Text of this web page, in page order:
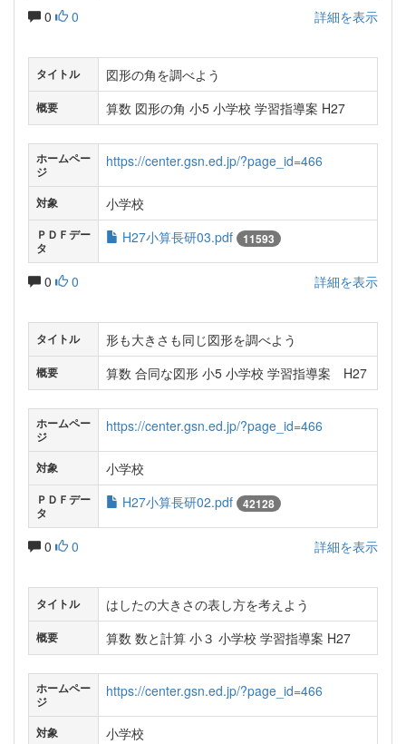
0 0 詳細を表示
タイトル 図形の角を調べよう
概要 算数 図形の角 小5 小学校 学習指導案 H27
ホームペー
ジ
https://center.gsn.ed.jp/?page_id=466
対象 小学校
ＰＤＦデー
タ
H27小算長研03.pdf 11593
0 0 詳細を表示
タイトル 形も大きさも同じ図形を調べよう
概要 算数 合同な図形 小5 小学校 学習指導案 H27
ホームペー
ジ
https://center.gsn.ed.jp/?page_id=466
対象 小学校
ＰＤＦデー
タ
H27小算長研02.pdf 42128
0 0 詳細を表示
タイトル はしたの大きさの表し方を考えよう
概要 算数 数と計算 小３ 小学校 学習指導案 H27
ホームペー
ジ
https://center.gsn.ed.jp/?page_id=466
対象 小学校